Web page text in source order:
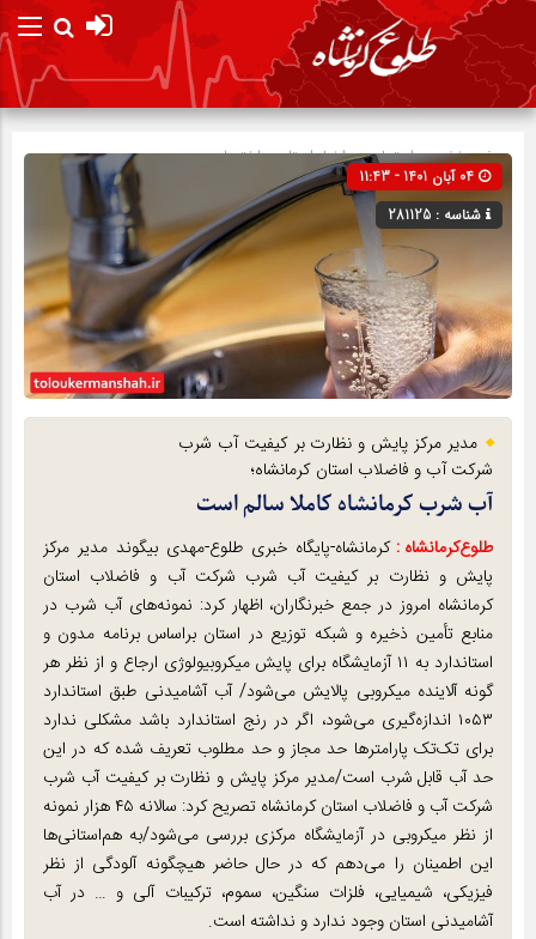
صفحه نخستاجتماعی»اخبار استان»اختصاصی
شناسه : 281125
مدیر مرکز پایش و نظارت بر کیفیت آب شرب
شرکت آب و فاضلاب استان کرمانشاه؛
آب شرب کرمانشاه کاملا سالم است
طلوع‌‌کرمانشاه : کرمانشاه-پایگاه خبری طلوع-مهدی بیگوند مدیر مرکز
پایش و نظارت بر کیفیت آب شرب شرکت آب و فاضلاب استان
کرمانشاه امروز در جمع خبرنگاران، اظهار کرد: نمونه‌های آب شرب در
منابع تأمین ذخیره و شبکه توزیع در استان براساس برنامه مدون و
استاندارد به ۱۱ آزمایشگاه برای پایش میکروبیولوژی ارجاع و از نظر هر
گونه آلاینده میکروبی پالایش می‌شود/ آب آشامیدنی طبق استاندارد
۱۰۵۳ اندازه‌گیری می‌شود، اگر در رنج استاندارد باشد مشکلی ندارد
برای تک‌تک پارامترها حد مجاز و حد مطلوب تعریف شده که در این
حد آب قابل شرب است/مدیر مرکز پایش و نظارت بر کیفیت آب شرب
شرکت آب و فاضلاب استان کرمانشاه تصریح کرد: سالانه ۴۵ هزار نمونه‌
از نظر میکروبی در آزمایشگاه مرکزی بررسی می‌شود/به هم‌استانی‌ها
این اطمینان را می‌دهم که در حال حاضر هیچگونه آلودگی از نظر
فیزیکی، شیمیایی، فلزات سنگین، سموم، ترکیبات آلی و … در آب
آشامیدنی استان وجود ندارد و نداشته است.